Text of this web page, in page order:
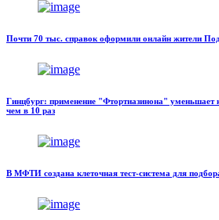
Почти 70 тыс. справок оформили онлайн жители
Гинцбург: применение "Фтортиазинона" уменьшает
чем в 10 раз
В МФТИ создана клеточная тест-система для